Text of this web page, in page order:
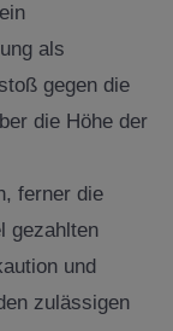
als
gegen die
die Höhe der
ferner die
gezahlten
und
zulässigen